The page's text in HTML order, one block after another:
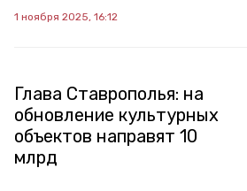
1 ноября 2025, 16:12
Глава Ставрополья: на
обновление культурных
объектов направят 10
млрд